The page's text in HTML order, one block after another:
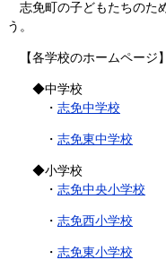
志免町の子どもたちのた
う。
【各学校のホームページ】
◆中学校
・ 志免中学校
・ 志免東中学校
◆小学校
・ 志免中央小学校
・ 志免西小学校
・ 志免東小学校